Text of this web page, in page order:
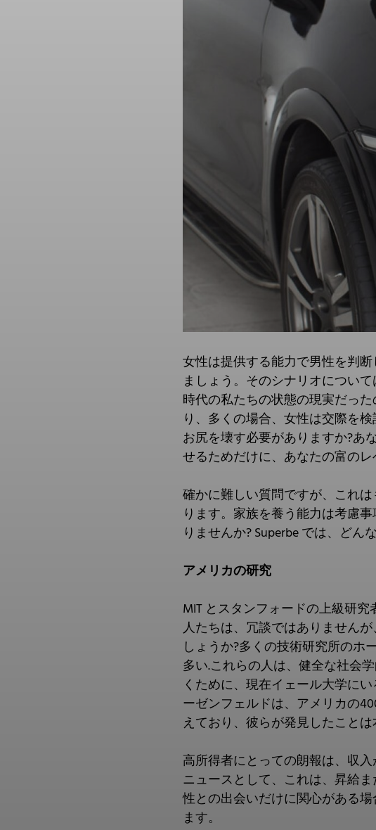
女性は提供する能力で男性を判
ましょう。そのシナリオについ
時代の私たちの状態の現実だっ
り、多くの場合、女性は交際を
お尻を壊す必要がありますか?あ
せるためだけに、あなたの富の
確かに難しい質問ですが、これ
ります。家族を養う能力は考慮
りませんか? Superbe では、どん
アメリカの研究
MIT とスタンフォードの上級研
人たちは、冗談ではありません
しょうか?多くの技術研究所の
多い.これらの人は、健全な社会
くために、現在イェール大学に
ーゼンフェルドは、アメリカの
えており、彼らが発見したこと
高所得者にとっての朗報は、収
ニュースとして、これは、昇給
性との出会いだけに関心がある
ます。